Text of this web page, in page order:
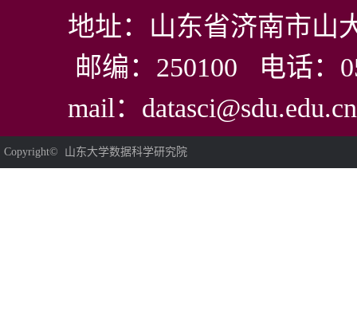
地址：山东省济南市山
邮编：250100 电话：
mail：datasci@sdu.edu.cn
Copyright© 山东大学数据科学研究院